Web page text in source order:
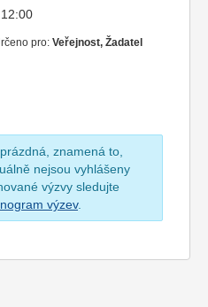
pro: Veřejnost, Žadatel
znamená to,
nejsou vyhlášeny
výzvy sledujte
výzev.